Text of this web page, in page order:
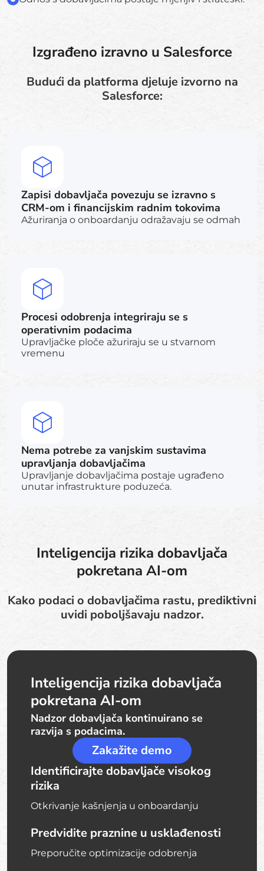
Izgrađeno izravno u Salesforce
Budući da platforma djeluje izvorno na
Salesforce:
Zapisi dobavljača povezuju se izravno s
CRM-om i financijskim radnim tokovima
Ažuriranja o onboardanju odražavaju se odmah
Procesi odobrenja integriraju se s
operativnim podacima
Upravljačke ploče ažuriraju se u stvarnom
vremenu
Nema potrebe za vanjskim sustavima
upravljanja dobavljačima
Upravljanje dobavljačima postaje ugrađeno
unutar infrastrukture poduzeća.
Inteligencija rizika dobavljača
pokretana AI-om
Kako podaci o dobavljačima rastu, prediktivni
uvidi poboljšavaju nadzor.
Inteligencija rizika dobavljača
pokretana AI-om
Nadzor dobavljača kontinuirano se
razvija s podacima.
Zakažite demo
Identificirajte dobavljače visokog
rizika
Otkrivanje kašnjenja u onboardanju
Predvidite praznine u usklađenosti
Preporučite optimizacije odobrenja